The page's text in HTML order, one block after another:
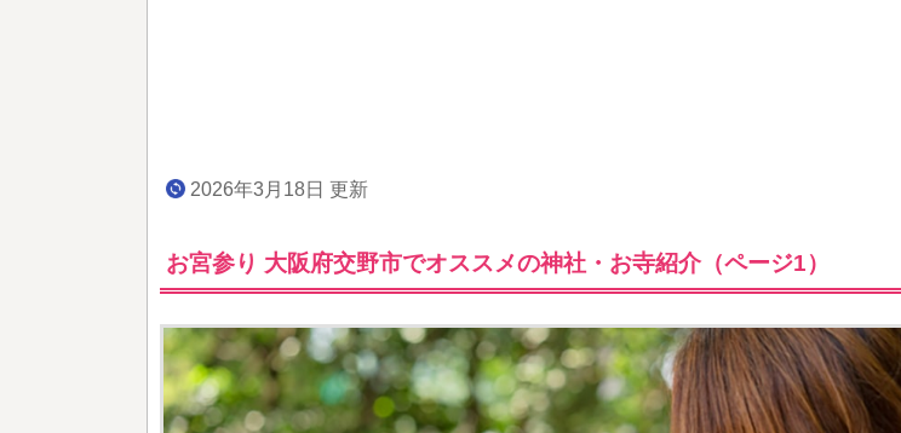
2026年3月18日 更新
お宮参り 大阪府交野市でオススメの神社・お寺紹介（ページ1）